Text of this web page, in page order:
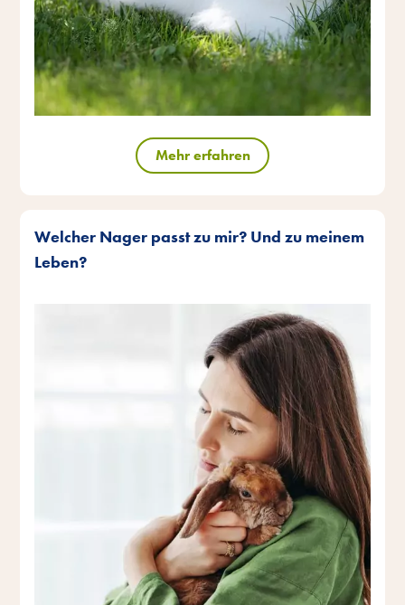
Mehr erfahren
Welcher Nager passt zu mir? Und zu meinem
Leben?